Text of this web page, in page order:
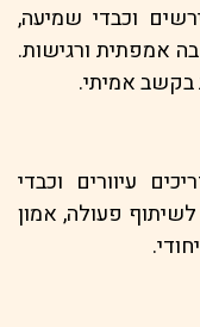
וכבדי שמיעה,
אמפתית ורגישות.
אמיתי.
עיוורים וכבדי
פעולה, אמון